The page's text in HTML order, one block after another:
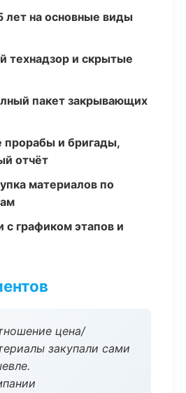
лет на основные виды
технадзор и скрытые
пакет закрывающих
прорабы и бригады,
отчёт
материалов по
с графиком этапов и
цена/
закупали сами